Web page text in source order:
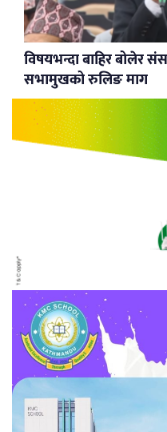
विषयभन्दा बाहिर बोलेर
सभामुखको रुलिङ माग